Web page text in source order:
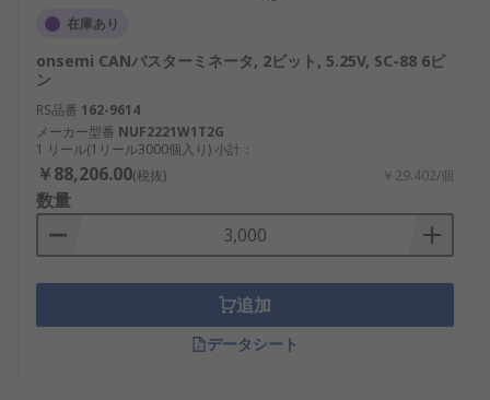
在庫あり
onsemi CANバスターミネータ, 2ビット, 5.25V, SC-88 6ピ
ン
RS品番 162-9614
メーカー型番 NUF2221W1T2G
1 リール(1リール3000個入り) 小計：
￥88,206.00(税抜) ￥29.402/個
数量
追加
データシート